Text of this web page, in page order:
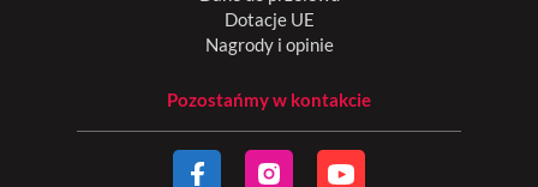
Dotacje UE
Nagrody i opinie
Pozostańmy w kontakcie